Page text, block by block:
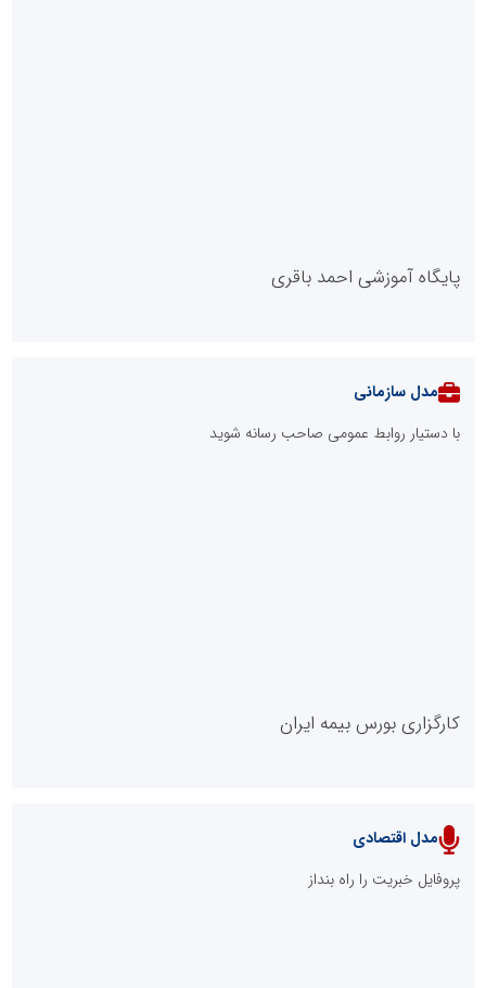
پایگاه آموزشی احمد باقری
پایگاه خبری نهضت ملی مسکن
مدل سازمانی
با دستیار روابط عمومی صاحب رسانه شوید
کارگزاری بورس بیمه ایران
مدل اقتصادی
پروفایل خبریت را راه بنداز